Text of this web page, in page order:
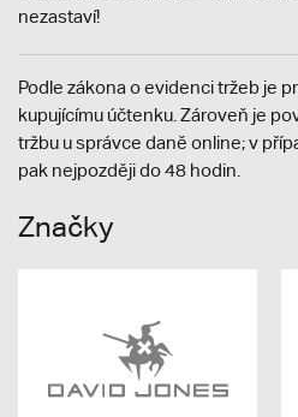
nezastaví!
Podle zákona o evidenci tržeb je
kupujícímu účtenku. Zároveň je
tržbu u správce daně online; v
pak nejpozději do 48 hodin.
Značky